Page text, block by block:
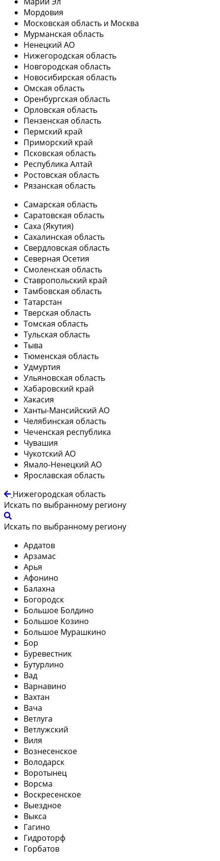
Мордовия
Московская область и Москва
Мурманская область
Ненецкий АО
Нижегородская область
Новгородская область
Новосибирская область
Омская область
Оренбургская область
Орловская область
Пензенская область
Пермский край
Приморский край
Псковская область
Республика Алтай
Ростовская область
Рязанская область
Самарская область
Саратовская область
Саха (Якутия)
Сахалинская область
Свердловская область
Северная Осетия
Смоленская область
Ставропольский край
Тамбовская область
Татарстан
Тверская область
Томская область
Тульская область
Тыва
Тюменская область
Удмуртия
Ульяновская область
Хабаровский край
Хакасия
Ханты-Мансийский АО
Челябинская область
Чеченская республика
Чувашия
Чукотский АО
Ямало-Ненецкий АО
Ярославская область
Нижегородская область
Искать по выбранному региону
Искать по выбранному региону
Ардатов
Арзамас
Арья
Афонино
Балахна
Богородск
Большое Болдино
Большое Козино
Большое Мурашкино
Бор
Буревестник
Бутурлино
Вад
Варнавино
Вахтан
Вача
Ветлуга
Ветлужский
Виля
Вознесенское
Володарск
Воротынец
Ворсма
Воскресенское
Выездное
Выкса
Гагино
Гидроторф
Горбатов